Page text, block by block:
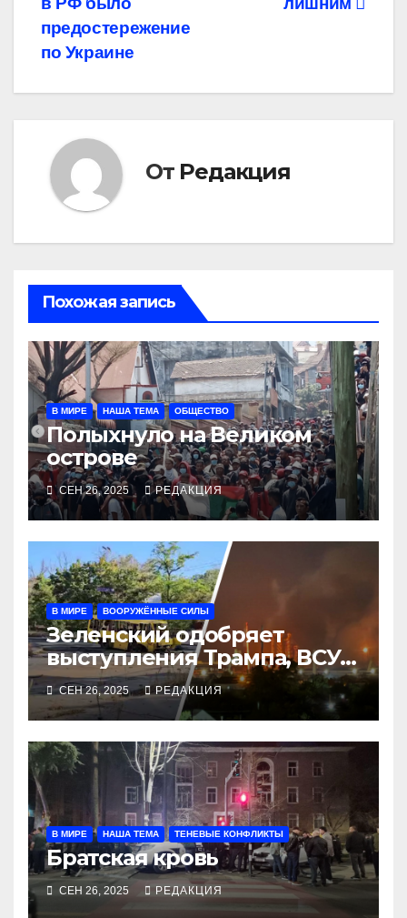
записям
предостережение
по Украине
От Редакция
Похожая запись
В МИРЕ НАША ТЕМА ОБЩЕСТВО
Полыхнуло на Великом
острове
СЕН 26, 2025 РЕДАКЦИЯ
В МИРЕ ВООРУЖЁННЫЕ СИЛЫ
Зеленский одобряет
выступления Трампа, ВСУ
закрыли Добропольский
рубеж
СЕН 26, 2025 РЕДАКЦИЯ
В МИРЕ НАША ТЕМА ТЕНЕВЫЕ КОНФЛИКТЫ
Братская кровь
СЕН 26, 2025 РЕДАКЦИЯ